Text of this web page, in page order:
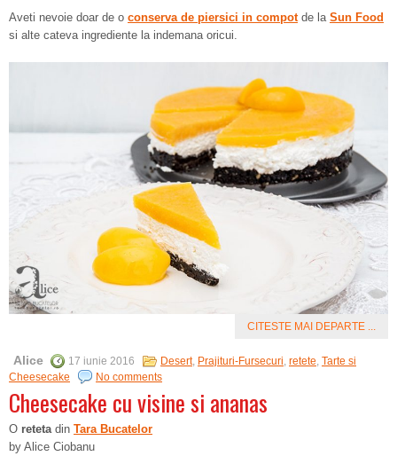
Aveti nevoie doar de o conserva de piersici in compotde la Sun Food
si alte cateva ingrediente la indemana oricui.
CITESTE MAI DEPARTE ...
Alice 17 iunie 2016 Desert, Prajituri-Fursecuri retete Tarte si
Cheesecake
No comments
Cheesecake cu visine si ananas
O reteta din Tara Bucatelor
by Alice Ciobanu